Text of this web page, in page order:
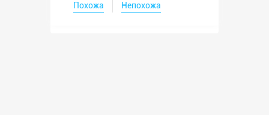
Похожа Непохожа